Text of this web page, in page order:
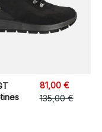
81,00 €
135,00 €